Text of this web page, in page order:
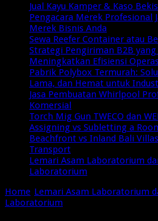
Jual Kayu Kamper & Kaso
Pengacara Merek Profesional
Merek Bisnis Anda
Sewa Reefer Container atau
Strategi Pengiriman B2B
Meningkatkan Efisiensi
Pabrik Polybox Termurah:
Lama, dan Hemat untuk
Jasa Pembuatan Whirlpool
Komersial
Torch Mig Gun TWECO dan
Assigning vs Subletting a
Beachfront vs Inland Bali
Transport
Lemari Asam Laboratorium
Laboratorium
Home Lemari Asam Laboratorium
Laboratorium